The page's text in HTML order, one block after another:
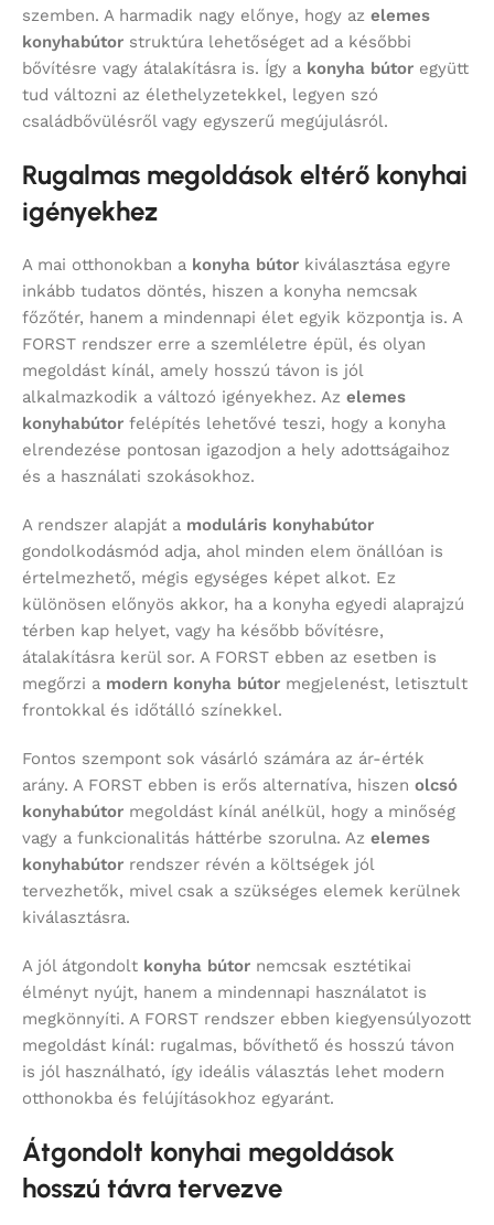
szemben. A harmadik nagy előnye, hogy az elemes
konyhabútor struktúra lehetőséget ad a későbbi
bővítésre vagy átalakításra is. Így a konyha bútor együtt
tud változni az élethelyzetekkel, legyen szó
családbővülésről vagy egyszerű megújulásról.
Rugalmas megoldások eltérő konyhai
igényekhez
A mai otthonokban a konyha bútor kiválasztása egyre
inkább tudatos döntés, hiszen a konyha nemcsak
főzőtér, hanem a mindennapi élet egyik központja is. A
FORST rendszer erre a szemléletre épül, és olyan
megoldást kínál, amely hosszú távon is jól
alkalmazkodik a változó igényekhez. Az elemes
konyhabútor felépítés lehetővé teszi, hogy a konyha
elrendezése pontosan igazodjon a hely adottságaihoz
és a használati szokásokhoz.
A rendszer alapját a moduláris konyhabútor
gondolkodásmód adja, ahol minden elem önállóan is
értelmezhető, mégis egységes képet alkot. Ez
különösen előnyös akkor, ha a konyha egyedi alaprajzú
térben kap helyet, vagy ha később bővítésre,
átalakításra kerül sor. A FORST ebben az esetben is
megőrzi a modern konyha bútor megjelenést, letisztult
frontokkal és időtálló színekkel.
Fontos szempont sok vásárló számára az ár-érték
arány. A FORST ebben is erős alternatíva, hiszen olcsó
konyhabútor megoldást kínál anélkül, hogy a minőség
vagy a funkcionalitás háttérbe szorulna. Az elemes
konyhabútor rendszer révén a költségek jól
tervezhetők, mivel csak a szükséges elemek kerülnek
kiválasztásra.
A jól átgondolt konyha bútor nemcsak esztétikai
élményt nyújt, hanem a mindennapi használatot is
megkönnyíti. A FORST rendszer ebben kiegyensúlyozott
megoldást kínál: rugalmas, bővíthető és hosszú távon
is jól használható, így ideális választás lehet modern
otthonokba és felújításokhoz egyaránt.
Átgondolt konyhai megoldások
hosszú távra tervezve